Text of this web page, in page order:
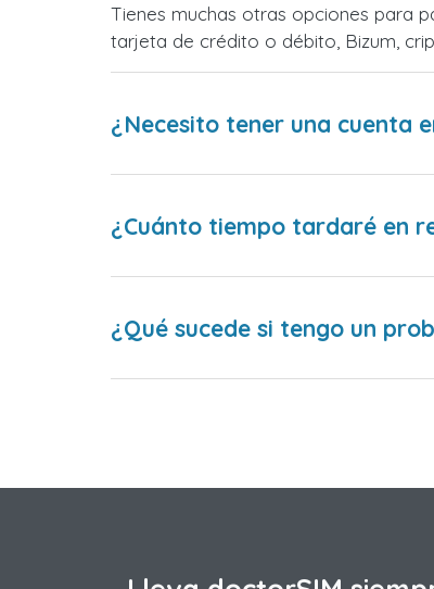
Tienes muchas otras opciones para
tarjeta de crédito o débito, Bizum,
¿Necesito tener una cuenta
¿Cuánto tiempo tardaré en
¿Qué sucede si tengo un